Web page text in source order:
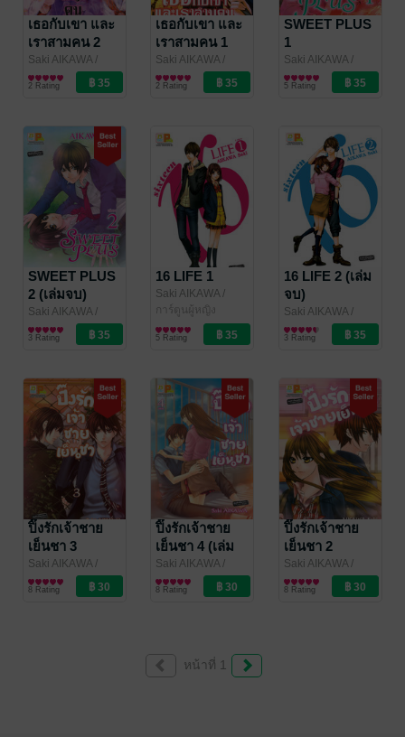
เธอกับเขา และ
เราสามคน 2
Saki AIKAWA/
Bongkoch
Publishing
การ์ตูนผู้หญิง
2 Rating
เธอกับเขา และ
เราสามคน 1
Saki AIKAWA/
Bongkoch
Publishing
การ์ตูนผู้หญิง
2 Rating
SWEET PLUS
1
Saki AIKAWA/
Bongkoch
Publishing
การ์ตูนผู้หญิง
5 Rating
SWEET PLUS
2 (เล่มจบ)
Saki AIKAWA/
Bongkoch
Publishing
การ์ตูนผู้หญิง
3 Rating
16 LIFE 1
Saki AIKAWA/
Bongkoch
Publishing
การ์ตูนผู้หญิง
5 Rating
16 LIFE 2 (เล่ม
จบ)
Saki AIKAWA/
Bongkoch
Publishing
การ์ตูนผู้หญิง
3 Rating
ปิ๊งรักเจ้าชาย
เย็นชา 3
Saki AIKAWA/
Bongkoch
Publishing
การ์ตูนผู้หญิง
8 Rating
ปิ๊งรักเจ้าชาย
เย็นชา 4 (เล่ม
จบ)
Saki AIKAWA/
Bongkoch
Publishing
การ์ตูนผู้หญิง
8 Rating
ปิ๊งรักเจ้าชาย
เย็นชา 2
Saki AIKAWA/
Bongkoch
Publishing
การ์ตูนผู้หญิง
8 Rating
หน้าที่ 1